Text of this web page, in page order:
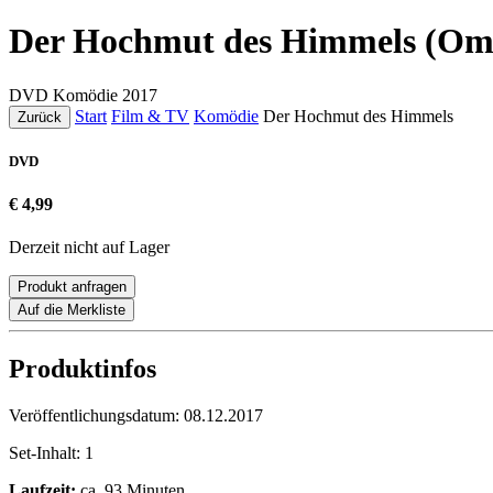
Der Hochmut des Himmels
DVD Komödie 2017
Zurück Start Film & TV Komödie Der Hochmut des Himmels
DVD
€ 4,99
Derzeit nicht auf Lager
Produkt anfragen
Auf die Merkliste
Produktinfos
Veröffentlichungsdatum: 08.12.2017
Set-Inhalt: 1